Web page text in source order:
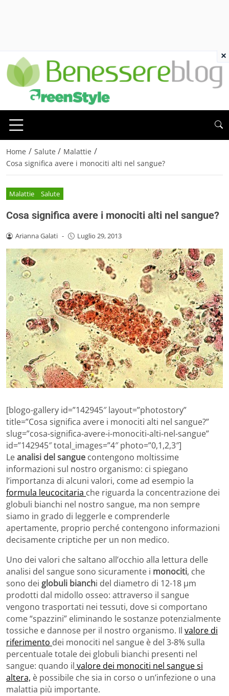
Home / Salute / Malattie /
Cosa significa avere i monociti alti nel sangue?
Malattie Salute
Cosa significa avere i monociti alti nel sangue?
Arianna Galati - Luglio 29, 2013
[blogo-gallery id=”142945″ layout=”photostory”
title=”Cosa significa avere i monociti alti nel sangue?”
slug=”cosa-significa-avere-i-monociti-alti-nel-sangue”
id=”142945″ total_images=”4″ photo=”0,1,2,3″]
Leanalisi del sangue contengono moltissime
informazioni sul nostro organismo: ci spiegano
l’importanza di alcuni valori, come ad esempio la
formula leucocitaria che riguarda la concentrazione dei
globuli bianchi nel nostro sangue, ma non sempre
siamo in grado di leggerle e comprenderle
apertamente, proprio perché contengono informazioni
decisamente criptiche per un non medico.
Uno dei valori che saltano all’occhio alla lettura delle
analisi del sangue sono sicuramente i monociti, che
sono dei globuli bianchi del diametro di 12-18 µm
prodotti dal midollo osseo: attraverso il sangue
vengono trasportati nei tessuti, dove si comportano
come “spazzini” eliminando le sostanze potenzialmente
tossiche e dannose per il nostro organismo. Il valore di
riferimento dei monociti nel sangue è del 3-8% sulla
percentuale totale dei globuli bianchi presenti nel
sangue: quando il valore dei monociti nel sangue si
altera, è possibile che sia in corso o un’infezione o una
malattia più importante.
×